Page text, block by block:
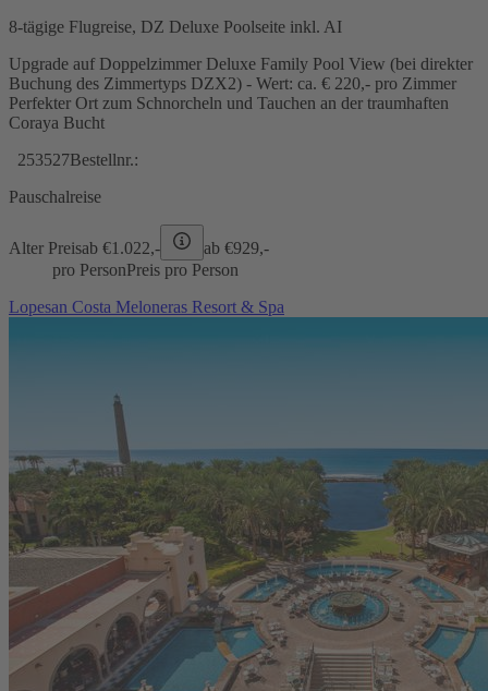
8-tägige Flugreise, DZ Deluxe Poolseite inkl. AI
Upgrade auf Doppelzimmer Deluxe Family Pool View (bei direkter
Buchung des Zimmertyps DZX2) - Wert: ca. € 220,- pro Zimmer
Perfekter Ort zum Schnorcheln und Tauchen an der traumhaften
Coraya Bucht
253527Bestellnr.:
Pauschalreise
Alter Preisab €1.022,- ab €929,-
pro PersonPreis pro Person
Lopesan Costa Meloneras Resort & Spa